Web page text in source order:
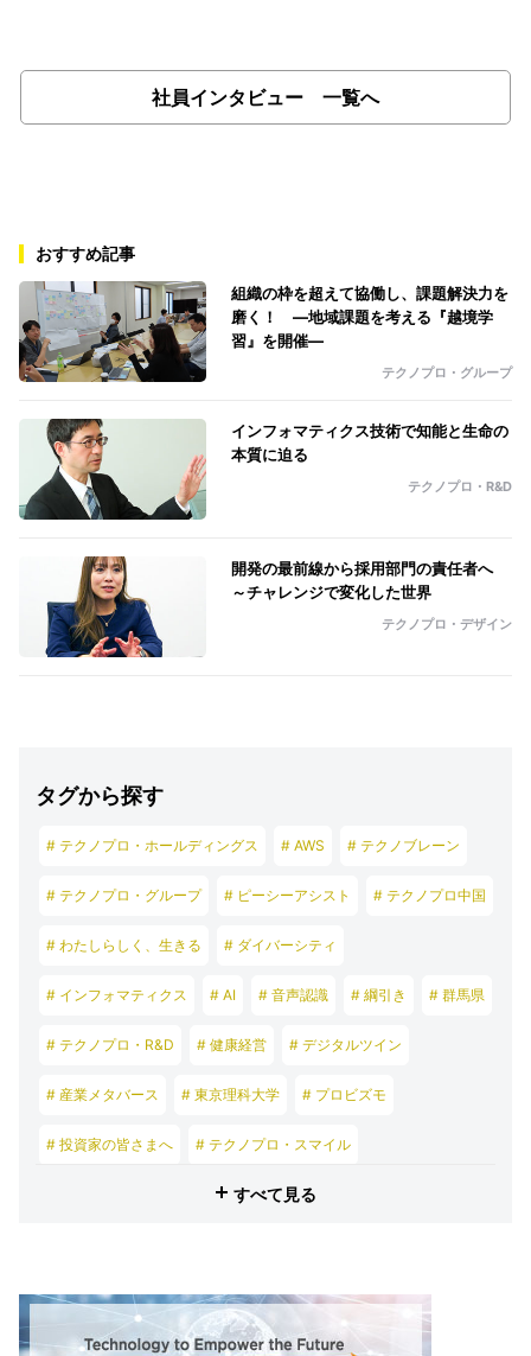
社員インタビュー 一覧へ
おすすめ記事
組織の枠を超えて協働し、課題解決力を
磨く！ ―地域課題を考える『越境学
習』を開催―
テクノプロ・グループ
インフォマティクス技術で知能と生命の
本質に迫る
テクノプロ・R&D
開発の最前線から採用部門の責任者へ
～チャレンジで変化した世界
テクノプロ・デザイン
タグから探す
# テクノプロ・ホールディングス # AWS # テクノブレーン
# テクノプロ・グループ # ピーシーアシスト # テクノプロ中国
# わたしらしく、生きる # ダイバーシティ
# インフォマティクス # AI # 音声認識 # 綱引き # 群馬県
# テクノプロ・R&D # 健康経営 # デジタルツイン
# 産業メタバース # 東京理科大学 # プロビズモ
# 投資家の皆さまへ # テクノプロ・スマイル
# テクノプロ・エンジニアリング
すべて見る